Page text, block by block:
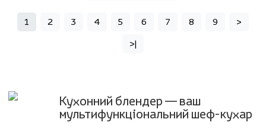
1 2 3 4 5 6 7 8 9
>
>|
Кухонний блендер — ваш
мультифункціональний шеф-кухар